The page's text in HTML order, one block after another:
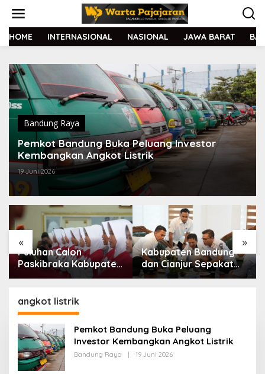
t
HOME INTERNASIONAL NASIONAL JAWA BARAT
Bandung Raya
Pemkot Bandung Buka Peluang Investor
Kembangkan Angkot Listrik
19 Juni 2026
« »
Puluhan Calon
Paskibraka Kabupaten
Bandung Mulai Ikuti
Kabupaten Bandung
dan Cianjur Sepakat
Lanjutkan Bangun
angkot listrik
Pemkot Bandung Buka Peluang
Investor Kembangkan Angkot Listrik
Bandung Raya 19 Juni 2026